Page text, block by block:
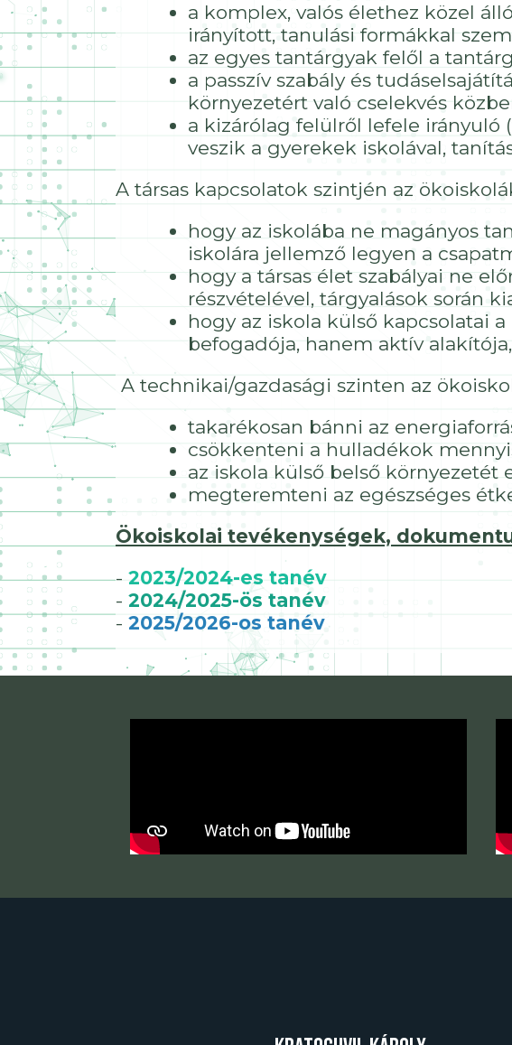
a komplex, valós élethez közel
irányított, tanulási formákkal
az egyes tantárgyak felől a
a passzív szabály és
környezetért való cselekvés
a kizárólag felülről lefele
veszik a gyerekek iskolával,
A társas kapcsolatok szintjén az
hogy az iskolába ne magányos
iskolára jellemző legyen a
hogy a társas élet szabályai ne
részvételével, tárgyalások során
hogy az iskola külső kapcsolatai
befogadója, hanem aktív
A technikai/gazdasági szinten az
takarékosan bánni az
csökkenteni a hulladékok
az iskola külső belső környezetét
megteremteni az egészséges
Ökoiskolai tevékenységek,
- 2023/2024-es tanév
- 2024/2025-ös tanév
- 2025/2026-os tanév